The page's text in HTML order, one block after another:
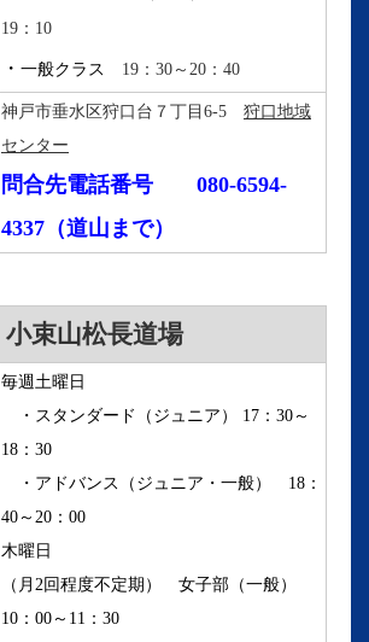
19：10
・ 一般クラス 19：30～20：40
神戸市垂水区狩口台７丁目6-5 狩口地域
センター
問合先電話番号
080-6594-
4337（道山まで）
小束山松長道場
毎週土曜日
・スタンダード（ジュニア） 17：30～
18：30
・アドバンス（ジュニア・一般） 18：
40～20：00
木曜日
（月2回程度不定期） 女子部（一般）
10：00～11：30